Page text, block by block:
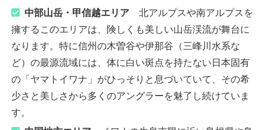
中部山岳・甲信越エリア 北アルプスや南アルプスを
擁するこのエリアは、険しくも美しい山岳渓流が舞台に
なります。特に信州の木曽谷や伊那谷（三峰川水系な
ど）の最源流域には、体に白い斑点を持たない日本固有
の「ヤマトイワナ」がひっそりと息づいていて、その希
少さと美しさから多くのアングラーを魅了し続けていま
す。